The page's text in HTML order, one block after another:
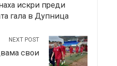
искри преди
гала в Дупница
NEXT POST
свои